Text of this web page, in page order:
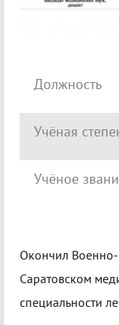
Должность
Учёная
Учёное
Окончил
Саратовском
специальности